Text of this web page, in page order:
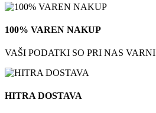
100% VAREN NAKUP
VAŠI PODATKI SO PRI NAS VARNI
HITRA DOSTAVA